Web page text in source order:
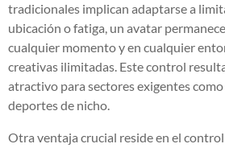
tradicionales implican adaptarse a
ubicación o fatiga, un avatar
cualquier momento y en cualquier
creativas ilimitadas. Este control
atractivo para sectores exigentes
deportes de nicho.
Otra ventaja crucial reside en el control